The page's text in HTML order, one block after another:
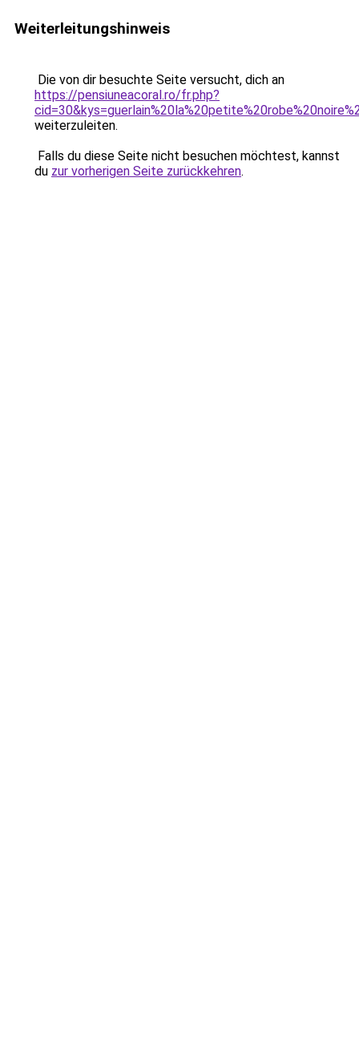
Weiterleitungshinweis
Die von dir besuchte Seite versucht, dich an
https://pensiuneacoral.ro/fr.php?
weiterzuleiten.
Falls du diese Seite nicht besuchen möchtest, kannst
du zur vorherigen Seite zurückkehren.